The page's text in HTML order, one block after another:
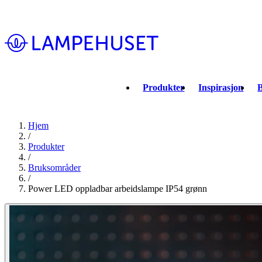
Produkter Inspirasjon
Hjem
/
Produkter
/
Bruksområder
/
Power LED oppladbar arbeidslampe IP54 grønn